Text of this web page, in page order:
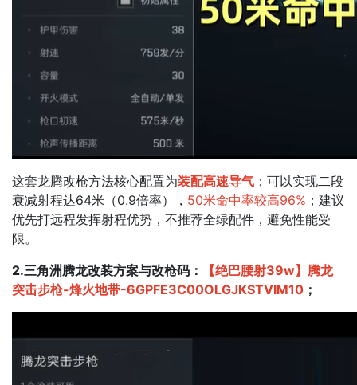
这套龙腾改枪方法核心配置为装配高速导气 ；​可以实现二段
衰减射程达64米（0.9倍率）， 50米命中率较高96% ；​建议
优先打远程发挥射程优势，不推荐全绿配件，避免性能受
限。
2.三角洲腾龙改装方案与改枪码：
【绝巴腰射39w】腾龙
突击步枪-烽火地带-6GPFE3C00OLGJKSTVIM10 ；